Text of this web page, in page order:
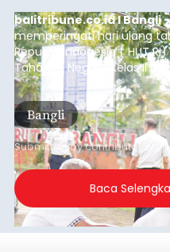
balitribune.co.id I Bangli
memperingati hari ulang
Republik Indonesia ( HUT
Tahanan Negara Kelas II B
kegiatan pemeriksaan
(6/8/2026).
Bangli
Submitted bycontributor
Baca